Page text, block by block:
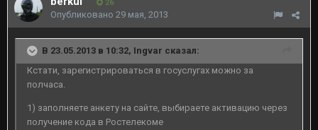
26
Опубликовано 29 мая, 2013
В 23.05.2013 в 10:32, Ingvar сказал:
Кстати, зарегистрироваться в госуслугах можно за
полчаса.
1) заполняете анкету на сайте, выбираете активацию через
получение кода в Ростелекоме